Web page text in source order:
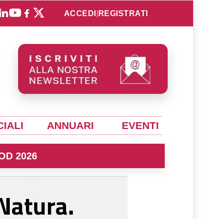
ACCEDI REGISTRATI
ANNUARI EVENTI
2026